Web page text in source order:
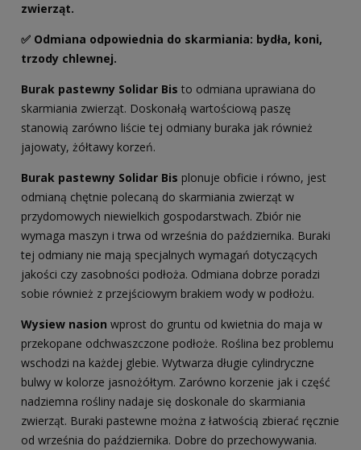
zwierząt.
✅ Odmiana odpowiednia do skarmiania: bydła, koni,
trzody chlewnej.
Burak pastewny Solidar Bis to odmiana uprawiana do
skarmiania zwierząt. Doskonałą wartościową paszę
stanowią zarówno liście tej odmiany buraka jak również
jajowaty, żółtawy korzeń.
Burak pastewny Solidar Bis plonuje obficie i równo, jest
odmianą chętnie polecaną do skarmiania zwierząt w
przydomowych niewielkich gospodarstwach. Zbiór nie
wymaga maszyn i trwa od września do października. Buraki
tej odmiany nie mają specjalnych wymagań dotyczących
jakości czy zasobności podłoża. Odmiana dobrze poradzi
sobie również z przejściowym brakiem wody w podłożu.
Wysiew nasion wprost do gruntu od kwietnia do maja w
przekopane odchwaszczone podłoże. Roślina bez problemu
wschodzi na każdej glebie. Wytwarza długie cylindryczne
bulwy w kolorze jasnożółtym. Zarówno korzenie jak i część
nadziemna rośliny nadaje się doskonale do skarmiania
zwierząt. Buraki pastewne można z łatwością zbierać ręcznie
od września do października. Dobre do przechowywania.